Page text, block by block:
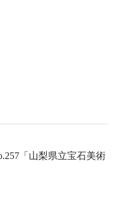
「山梨県立宝石美術